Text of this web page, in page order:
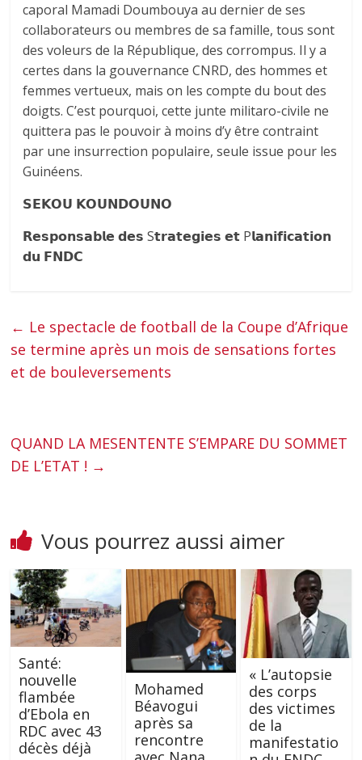
caporal Mamadi Doumbouya au dernier de ses
collaborateurs ou membres de sa famille, tous sont
des voleurs de la République, des corrompus. Il y a
certes dans la gouvernance CNRD, des hommes et
femmes vertueux, mais on les compte du bout des
doigts. C’est pourquoi, cette junte militaro-civile ne
quittera pas le pouvoir à moins d’y être contraint
par une insurrection populaire, seule issue pour les
Guinéens.
𝗦𝗘𝗞𝗢𝗨 𝗞𝗢𝗨𝗡𝗗𝗢𝗨𝗡𝗢
𝗥𝗲𝘀𝗽𝗼𝗻𝘀𝗮𝗯𝗹𝗲 𝗱𝗲𝘀 S𝘁𝗿𝗮𝘁𝗲𝗴𝗶𝗲𝘀 𝗲𝘁 P𝗹𝗮𝗻𝗶𝗳𝗶𝗰𝗮𝘁𝗶𝗼𝗻
𝗱𝘂 𝗙𝗡𝗗𝗖
← Le spectacle de football de la Coupe d’Afrique
se termine après un mois de sensations fortes
et de bouleversements
QUAND LA MESENTENTE S’EMPARE DU SOMMET
DE L’ETAT ! →
Vous pourrez aussi aimer
Santé:
nouvelle
flambée
d’Ebola en
RDC avec 43
décès déjà
Mohamed
Béavogui
après sa
rencontre
« L’autopsie
des corps
des victimes
de la
manifestatio